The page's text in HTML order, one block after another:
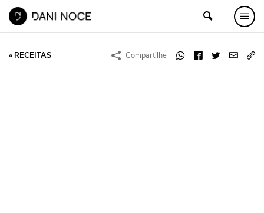
« RECEITAS Compartilhe